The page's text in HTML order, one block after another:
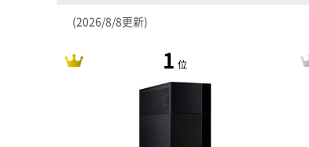
(2026/8/8更新)
1 位